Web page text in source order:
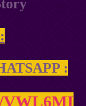
:
VWL6MI